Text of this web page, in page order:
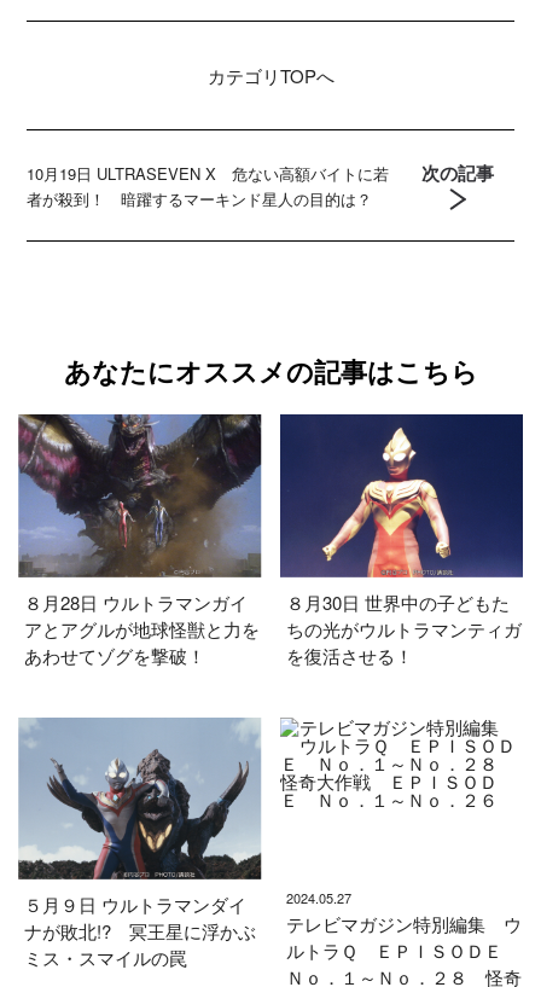
カテゴリTOPへ
10月19日 ULTRASEVEN X 危ない高額バイトに若
者が殺到！ 暗躍するマーキンド星人の目的は？
次の記事
あなたにオススメの記事はこちら
８月28日 ウルトラマンガイ
アとアグルが地球怪獣と力を
あわせてゾグを撃破！
８月30日 世界中の子どもた
ちの光がウルトラマンティガ
を復活させる！
５月９日 ウルトラマンダイ
ナが敗北!? 冥王星に浮かぶ
ミス・スマイルの罠
2024.05.27
テレビマガジン特別編集 ウ
ルトラＱ ＥＰＩＳＯＤＥ
Ｎｏ．１～Ｎｏ．２８ 怪奇